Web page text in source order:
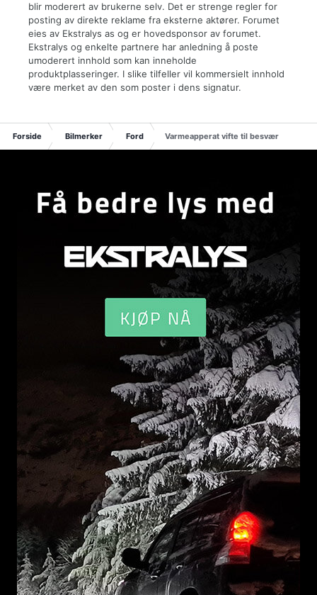
blir moderert av brukerne selv. Det er strenge regler for
posting av direkte reklame fra eksterne aktører. Forumet
eies av Ekstralys as og er hovedsponsor av forumet.
Ekstralys og enkelte partnere har anledning å poste
umoderert innhold som kan inneholde
produktplasseringer. I slike tilfeller vil kommersielt innhold
være merket av den som poster i dens signatur.
Forside Bilmerker Ford Varmeapperat vifte til besvær